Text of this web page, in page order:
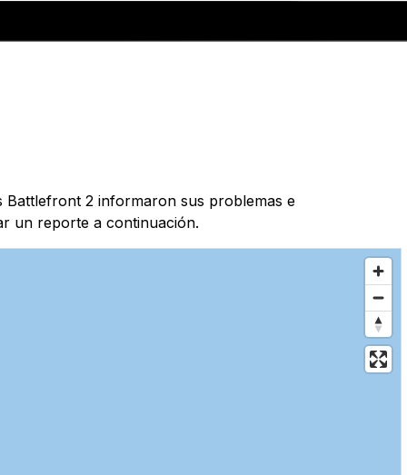
Battlefront 2 informaron sus problemas e
un reporte a continuación.